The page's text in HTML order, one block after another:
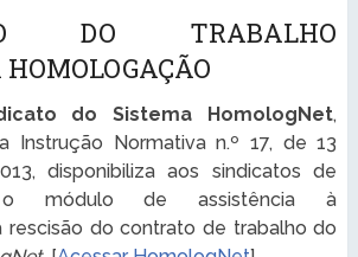
DO TRABALHO
do Sistema HomologNet,
Instrução Normativa n.º 17, de 13
disponibiliza aos sindicatos de
o módulo de assistência à
rescisão do contrato de trabalho do